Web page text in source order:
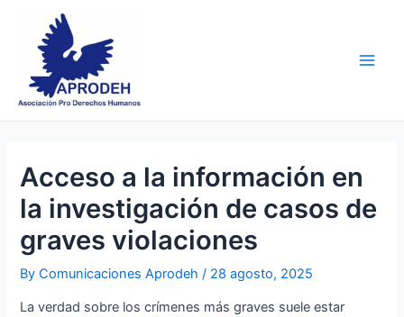
content
Acceso a la información en
la investigación de casos de
graves violaciones
ByComunicaciones Aprodeh/ 28 agosto, 2025
La verdad sobre los crímenes más graves suele estar
navigation